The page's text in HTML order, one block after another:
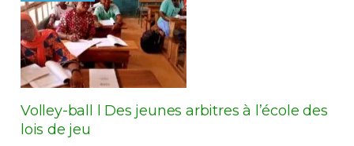
Volley-ball l Des jeunes arbitres à l’école des
lois de jeu